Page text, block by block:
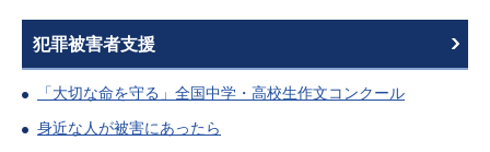
犯罪被害者支援
「大切な命を守る」全国中学・高校生作文コンクール
身近な人が被害にあったら